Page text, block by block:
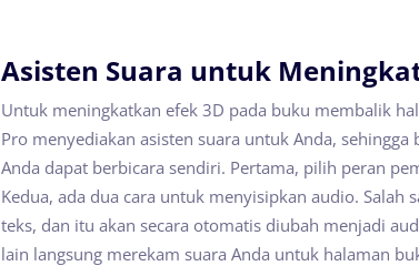
Asisten Suara untuk
Untuk meningkatkan efek 3D pada buku membalik
Pro menyediakan asisten suara untuk Anda,
Anda dapat berbicara sendiri. Pertama, pilih peran
Kedua, ada dua cara untuk menyisipkan audio. Salah
teks, dan itu akan secara otomatis diubah menjadi
lain langsung merekam suara Anda untuk halaman